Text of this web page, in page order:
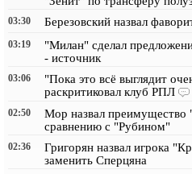
03:30 Березовский назвал
03:19
"Милан" сделал
- источник
03:06
"Пока это всё выглядит
раскритиковал клуб РПЛ
02:50
Мор назвал преимущество
сравнению с "Рубином"
02:36
Григорян назвал игрока
заменить Сперцяна